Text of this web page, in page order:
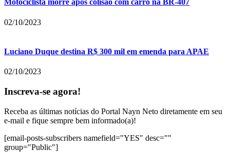
Motociclista morre após colisão com carro na BR-407
02/10/2023
Luciano Duque destina R$ 300 mil em emenda para APAE
02/10/2023
Inscreva-se agora!
Receba as últimas notícias do Portal Nayn Neto diretamente em seu
e-mail e fique sempre bem informado(a)!
[email-posts-subscribers namefield="YES" desc=""
group="Public"]